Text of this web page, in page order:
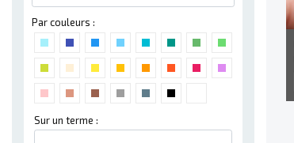
Par couleurs :
Sur un terme :